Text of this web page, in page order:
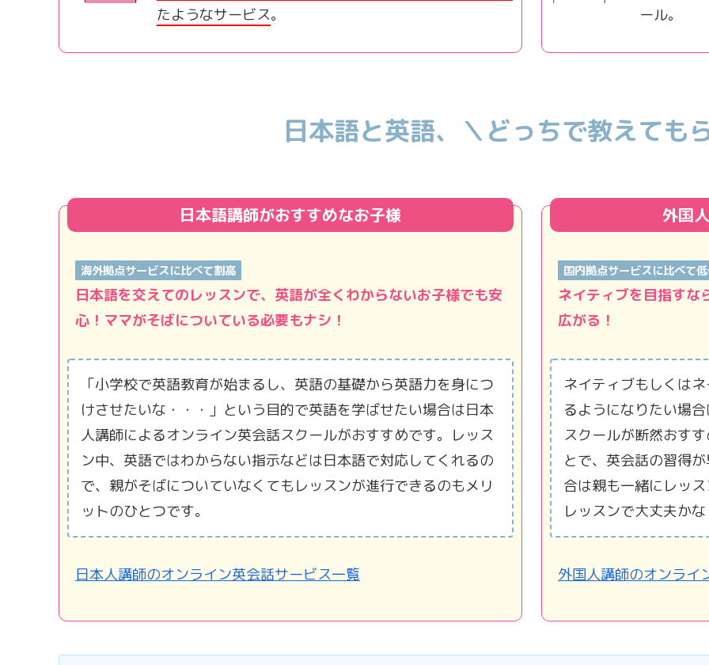
たようなサービス。
ール。
日本語と英語、 ＼どっちで教えても
日本語講師がおすすめなお子様
海外拠点サービスに比べて割高
日本語を交えてのレッスンで、英語が全くわからないお子様でも安
心！ママがそばについている必要もナシ！
「小学校で英語教育が始まるし、英語の基礎から英語力を身につ
けさせたいな・・・」という目的で英語を学ばせたい場合は日本
人講師によるオンライン英会話スクールがおすすめです。レッス
ン中、英語ではわからない指示などは日本語で対応してくれるの
で、親がそばについていなくてもレッスンが進行できるのもメリ
ットのひとつです。
日本人講師のオンライン英会話サービス一覧
外国
国内拠点サービスに比べて
ネイティブを目指すな
広がる！
ネイティブもしくは
るようになりたい場
スクールが断然おす
とで、英会話の習得
合は親も一緒にレッ
レッスンで大丈夫か
外国人講師のオンライ